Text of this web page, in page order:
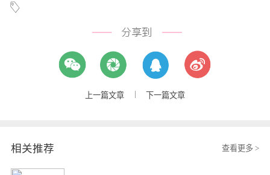
上一篇文章 | 下一篇文章
相关推荐 查看更多 >